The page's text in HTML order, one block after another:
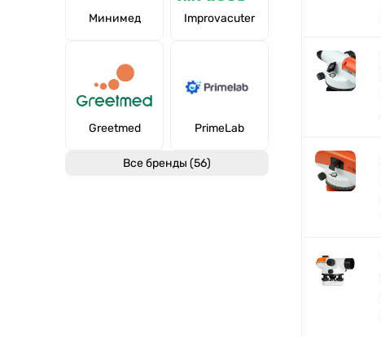
Минимед Improvacuter
Greetmed PrimeLab
Все бренды (56)